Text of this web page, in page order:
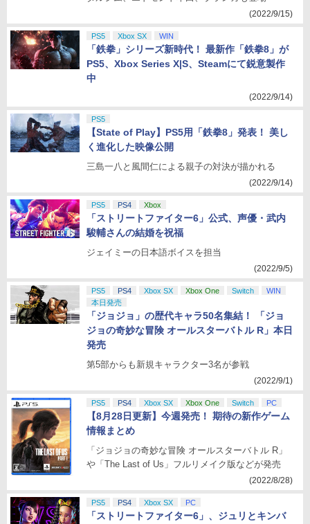
(2022/9/15)
PS5 Xbox SX WIN
「鉄拳」シリーズ新時代！ 最新作「鉄拳8」が
PS5、Xbox Series X|S、Steamにて鋭意製作
中
(2022/9/14)
PS5
【State of Play】PS5用「鉄拳8」発表！ 美し
く進化した映像公開
三島一八と風間仁による親子の対決が描かれる
(2022/9/14)
PS5 PS4 Xbox
「ストリートファイター6」公式、声優・武内
駿輔さんの結婚を祝福
ジェイミーの日本語ボイスを担当
(2022/9/5)
PS5 PS4 Xbox SX Xbox One Switch
WIN
本日発売
「ジョジョ」の歴代キャラ50名集結！ 「ジョ
ジョの奇妙な冒険 オールスターバトル R」本日
発売
第5部からも新規キャラクター3名が参戦
(2022/9/1)
PS5 PS4 Xbox SX Xbox One Switch PC
【8月28日更新】今週発売！ 期待の新作ゲーム
情報まとめ
「ジョジョの奇妙な冒険 オールスターバトル R」
や「The Last of Us」フルリメイク版などが発売
(2022/8/28)
PS5 PS4 Xbox SX PC
「ストリートファイター6」、ジュリとキンバ